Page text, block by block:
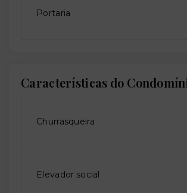
Portaria
Características do
Churrasqueira
Elevador social